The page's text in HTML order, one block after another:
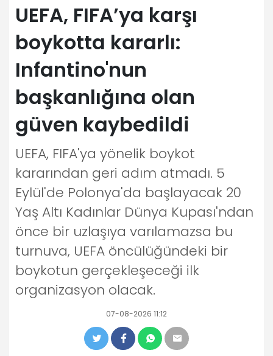
UEFA, FIFA’ya karşı
boykotta kararlı:
Infantino'nun
başkanlığına olan
güven kaybedildi
UEFA, FIFA'ya yönelik boykot
kararından geri adım atmadı. 5
Eylül'de Polonya'da başlayacak 20
Yaş Altı Kadınlar Dünya Kupası'ndan
önce bir uzlaşıya varılamazsa bu
turnuva, UEFA öncülüğündeki bir
boykotun gerçekleşeceği ilk
organizasyon olacak.
07-08-2026 11:12